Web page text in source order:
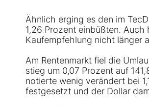
Ähnlich erging es den im
1,26 Prozent einbüßten.
Kaufempfehlung nicht länger
Am Rentenmarkt fiel die
stieg um 0,07 Prozent auf
notierte wenig verändert bei
festgesetzt und der Dollar